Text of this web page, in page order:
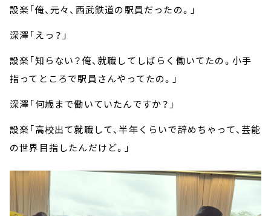
設楽「俺、元々、西武鉄道の駅員だったの。」
深澤「えっ？」
設楽「知らない？俺、就職してしばらく働いてたの。小手
指ってところで駅員さんやってたの。」
深澤「何歳まで働いていたんですか？」
設楽「高校出て就職して、半年くらいで辞めちゃって、芸能
の世界目指したんだけど。」